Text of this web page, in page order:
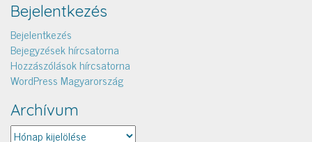
Bejelentkezés
Bejelentkezés
Bejegyzések hírcsatorna
Hozzászólások hírcsatorna
WordPress Magyarország
Archívum
Archívum